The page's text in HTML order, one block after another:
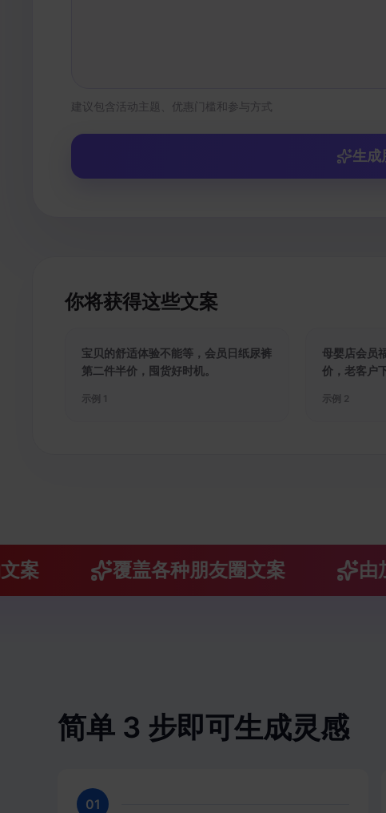
建议包含活动主题、优惠门槛和参与方式
生成
你将获得这些文案
宝贝的舒适体验不能等，会员日纸尿裤
第二件半价，囤货好时机。
示例 1
母婴店会员
价，老客户
示例 2
覆盖各种朋友圈文案 由加
简单 3 步即可生成灵感
01